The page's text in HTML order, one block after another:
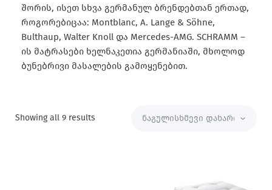
შორის, ისეთ სხვა გერმანულ ბრენდებთან ერთად,
როგორებიცაა: Montblanc, A. Lange & Söhne,
Bulthaup, Walter Knoll და Mercedes-AMG. SCHRAMM –
ის მატრასები ხელნაკეთია გერმანიაში, მხოლოდ
ბუნებრივი მასალების გამოყენებით.
Showing all 9 results